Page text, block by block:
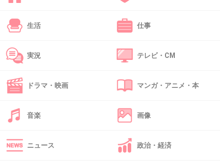
35. 匿名
未だにジャニーに掘られて苦しんでる人がたくさんいるっていうのに
+29
36. 匿名 2014/03/26(水) 16:16:42
ホモジジイ
生活 仕事
実況 テレビ・CM
ドラマ・映画 マンガ・アニメ・本
音楽 画像
ニュース 政治・経済